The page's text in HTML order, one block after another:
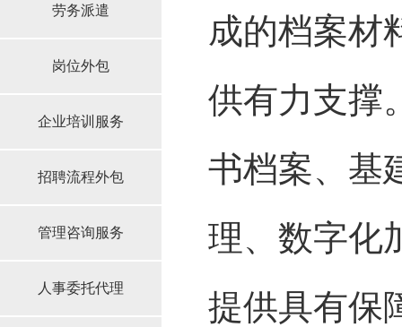
劳务派遣
岗位外包
企业培训服务
招聘流程外包
管理咨询服务
人事委托代理
成的档案材
供有力支撑
书档案、基
理、数字化
提供具有保